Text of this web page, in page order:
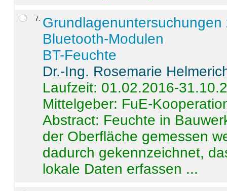
7
Bluetooth-Modulen
BT-Feuchte
Dr.-Ing. Rosemarie
Laufzeit: 01.02.2016-
Mittelgeber: FuE-
Abstract: Feuchte in
der Oberfläche gemessen
dadurch gekennzeichnet,
lokale Daten erfassen ...